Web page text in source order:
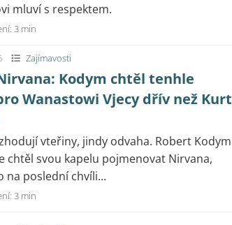
mluví s respektem.
3 min
Zajímavosti
Kodym chtěl tenhle
Wanastowi Vjecy dřív než Kurt
vteřiny, jindy odvaha. Robert Kodym
chtěl svou kapelu pojmenovat Nirvana,
na poslední chvíli...
3 min